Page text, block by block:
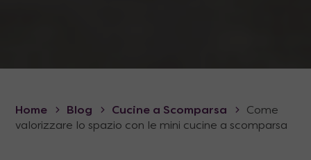
Home Blog Cucine a Scomparsa
Come
valorizzare lo spazio con le mini cucine a scomparsa